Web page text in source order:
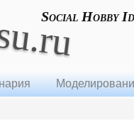
Social Hobby